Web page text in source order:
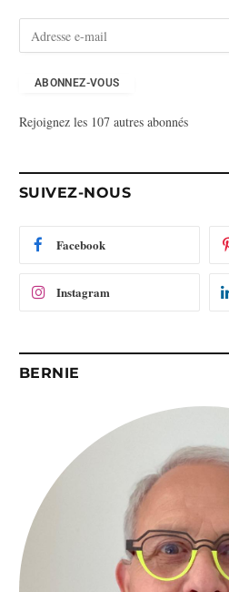
s
m
ABONNEZ-VOUS
Rejoignez les 107 autres abonnés
SUIVEZ-NOUS
Facebook
Instagram
BERNIE